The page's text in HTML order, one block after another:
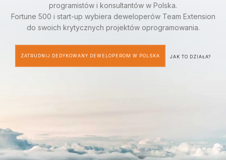
programistów i konsultantów w Polska.
Fortune 500 i start-up wybiera deweloperów Team Extension
do swoich krytycznych projektów oprogramowania.
ZATRUDNIJ DEDYKOWANY DEWELOPEROM W POLSKA JAK TO DZIAŁA?